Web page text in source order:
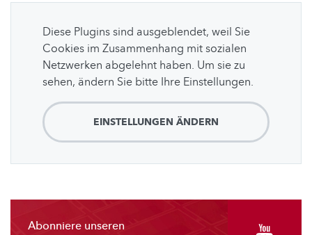
Diese Plugins sind ausgeblendet, weil Sie
Cookies im Zusammenhang mit sozialen
Netzwerken abgelehnt haben. Um sie zu
sehen, ändern Sie bitte Ihre Einstellungen.
EINSTELLUNGEN ÄNDERN
Abonniere unseren